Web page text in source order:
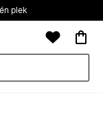
plek